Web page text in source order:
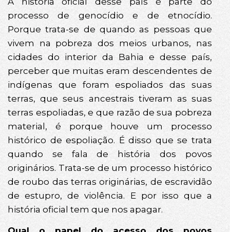
processo de genocídio e de etnocídio.
Porque trata-se de quando as pessoas que
vivem na pobreza dos meios urbanos, nas
cidades do interior da Bahia e desse país,
perceber que muitas eram descendentes de
indígenas que foram espoliados das suas
terras, que seus ancestrais tiveram as suas
terras espoliadas, e que razão de sua pobreza
material, é porque houve um processo
histórico de espoliação. É disso que se trata
quando se fala de história dos povos
originários. Trata-se de um processo histórico
de roubo das terras originárias, de escravidão
de estupro, de violência. E por isso que a
história oficial tem que nos apagar.